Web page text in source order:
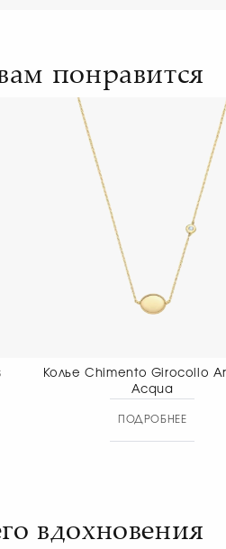
понравится
Armillas
Колье Chimento
вдохновения